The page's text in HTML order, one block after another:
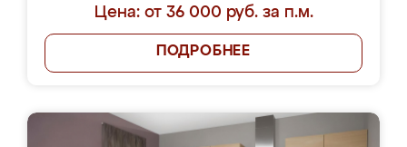
Цена: от 36 000 руб. за п.м.
ПОДРОБНЕЕ